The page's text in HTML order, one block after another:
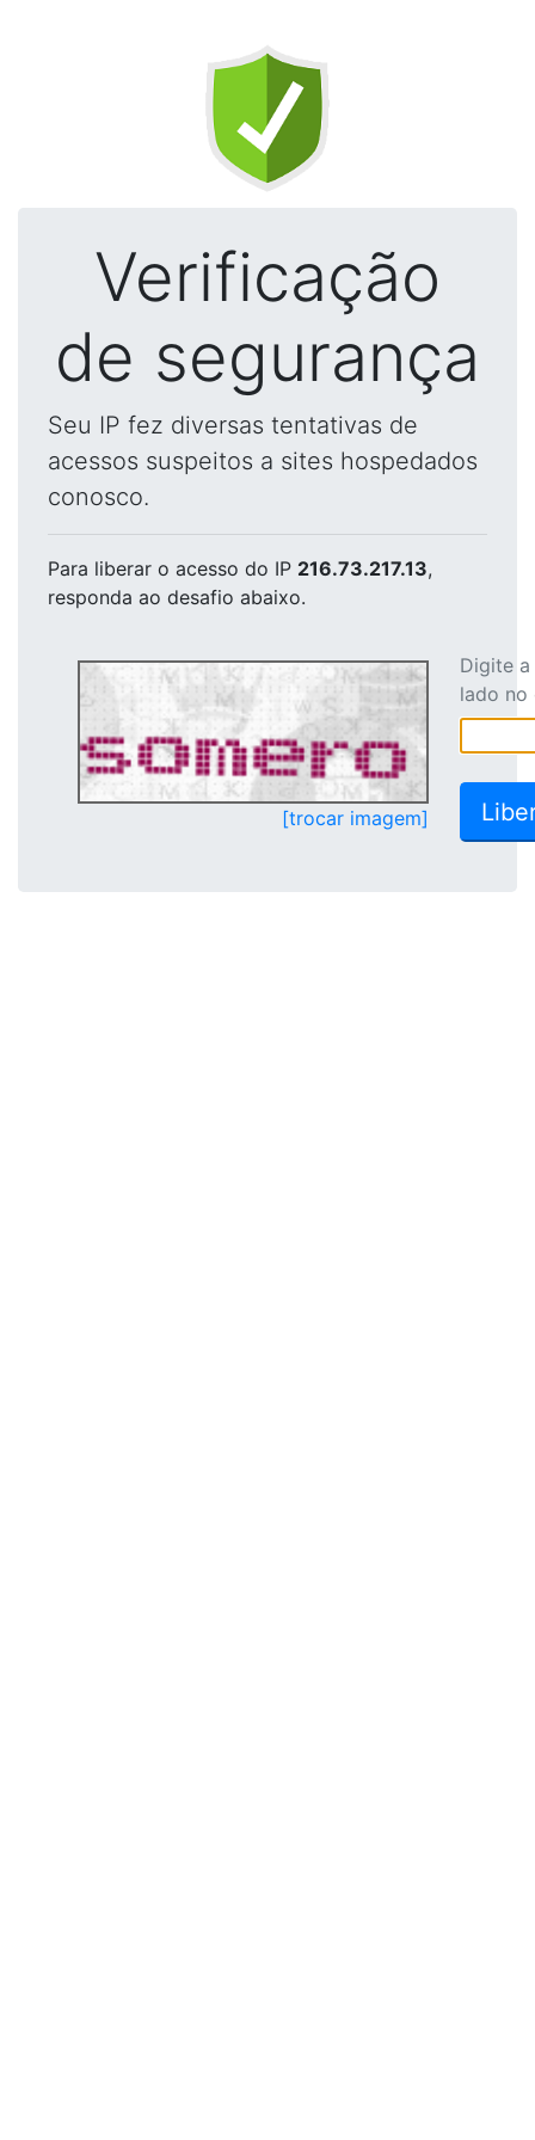
Verificação
de segurança
Seu IP fez diversas tentativas de
acessos suspeitos a sites hospedados
conosco.
Para liberar o acesso do IP 216.73.217.13,
responda ao desafio abaixo.
[trocar imagem]
Digite
lado no